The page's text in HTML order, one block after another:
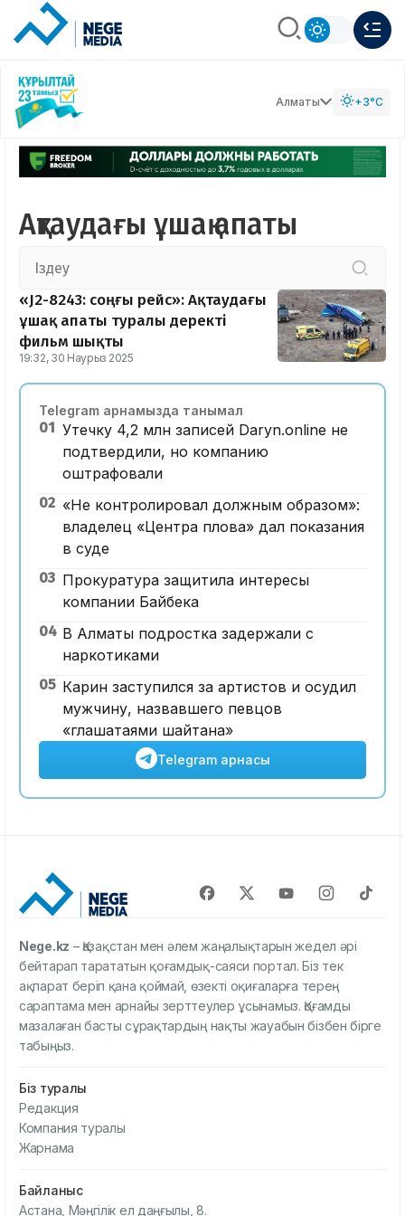
Алматы +3°C
Ақтаудағы ұшақ апаты
«J2-8243: соңғы рейс»: Ақтаудағы
ұшақ апаты туралы деректі
фильм шықты
19:32, 30 Наурыз 2025
Telegram арнамызда танымал
01 Утечку 4,2 млн записей Daryn.online не
подтвердили, но компанию
оштрафовали
02 «Не контролировал должным образом»:
владелец «Центра плова» дал показания
в суде
03 Прокуратура защитила интересы
компании Байбека
04 В Алматы подростка задержали с
наркотиками
05 Карин заступился за артистов и осудил
мужчину, назвавшего певцов
«глашатаями шайтана»
Telegram арнасы
Nege.kz – Қазақстан мен әлем жаңалықтарын жедел әрі
бейтарап тарататын қоғамдық-саяси портал. Біз тек
ақпарат беріп қана қоймай, өзекті оқиғаларға терең
сараптама мен арнайы зерттеулер ұсынамыз. Қоғамды
мазалаған басты сұрақтардың нақты жауабын бізбен бірге
табыңыз.
Біз туралы
Редакция
Компания туралы
Жарнама
Байланыс
Астана, Мәңгілік ел даңғылы, 8.